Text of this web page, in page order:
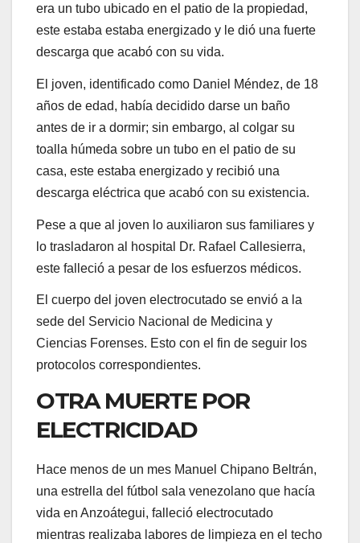
era un tubo ubicado en el patio de la propiedad,
este estaba estaba energizado y le dió una fuerte
descarga que acabó con su vida.
El joven, identificado como Daniel Méndez, de 18
años de edad, había decidido darse un baño
antes de ir a dormir; sin embargo, al colgar su
toalla húmeda sobre un tubo en el patio de su
casa, este estaba energizado y recibió una
descarga eléctrica que acabó con su existencia.
Pese a que al joven lo auxiliaron sus familiares y
lo trasladaron al hospital Dr. Rafael Callesierra,
este falleció a pesar de los esfuerzos médicos.
El cuerpo del joven electrocutado se envió a la
sede del Servicio Nacional de Medicina y
Ciencias Forenses. Esto con el fin de seguir los
protocolos correspondientes.
OTRA MUERTE POR
ELECTRICIDAD
Hace menos de un mes Manuel Chipano Beltrán,
una estrella del fútbol sala venezolano que hacía
vida en Anzoátegui, falleció electrocutado
mientras realizaba labores de limpieza en el techo